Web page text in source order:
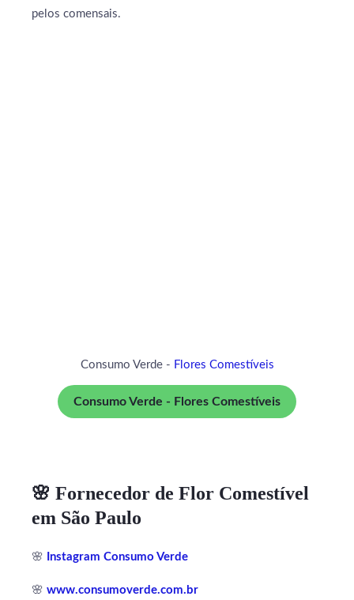
pelos comensais.
Consumo Verde - Flores Comestíveis
Consumo Verde - Flores Comestíveis
🌸 Fornecedor de Flor Comestível
em São Paulo
🌸 Instagram Consumo Verde
🌸 www.consumoverde.com.br